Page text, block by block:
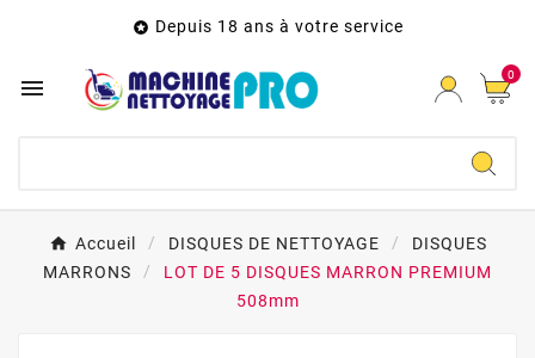
 Depuis 18 ans à votre service
 0
Accueil DISQUES DE NETTOYAGE
DISQUES
MARRONS
LOT DE 5 DISQUES MARRON PREMIUM
508mm